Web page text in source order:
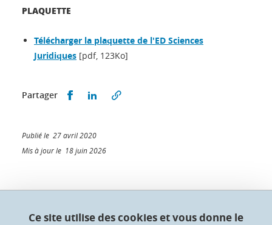
PLAQUETTE
Télécharger la plaquette de l'ED Sciences
Juridiques [pdf, 123Ko]
Partager Partager sur Facebook
Partager sur LinkedIn
Publié le 27 avril 2020
Mis à jour le 18 juin 2026
Collège doctoral de l'Université Grenoble Alpes
Ce site utilise des cookies et vous donne le